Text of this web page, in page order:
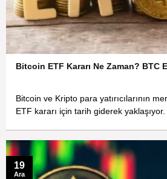
Bitcoin ETF Kararı Ne Zaman? BTC
Bitcoin ve Kripto para yatırıcılarının
ETF kararı için tarih giderek
19
Ara